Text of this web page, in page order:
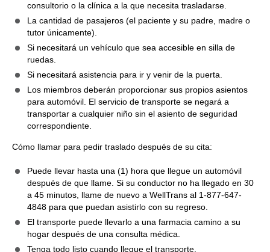
consultorio o la clínica a la que necesita trasladarse.
La cantidad de pasajeros (el paciente y su padre, madre o
tutor únicamente).
Si necesitará un vehículo que sea accesible en silla de
ruedas.
Si necesitará asistencia para ir y venir de la puerta.
Los miembros deberán proporcionar sus propios asientos
para automóvil. El servicio de transporte se negará a
transportar a cualquier niño sin el asiento de seguridad
correspondiente.
Cómo llamar para pedir traslado después de su cita:
Puede llevar hasta una (1) hora que llegue un automóvil
después de que llame. Si su conductor no ha llegado en 30
a 45 minutos, llame de nuevo a WellTrans al 1-877-647-
4848 para que puedan asistirlo con su regreso.
El transporte puede llevarlo a una farmacia camino a su
hogar después de una consulta médica.
Tenga todo listo cuando llegue el transporte.